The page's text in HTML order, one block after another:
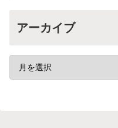
アーカイブ